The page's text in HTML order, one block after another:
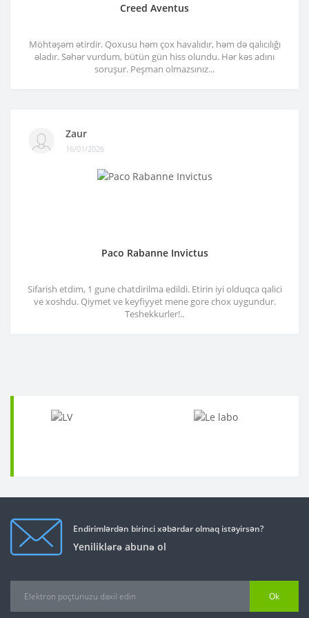
Creed Aventus
Möhtəşəm ətirdir. Qoxusu həm çox havalıdır, həm də qalıcılığı
əladır. Səhər vurdum, bütün gün hiss olundu. Hər kəs adını
soruşur. Peşman olmazsınız...
Zaur
16/01/2026
Paco Rabanne Invictus
Sifarish etdim, 1 gune chatdirilma edildi. Etirin iyi olduqca qalici
ve xoshdu. Qiymet ve keyfiyyet mene gore chox uygundur.
Teshekkurler!..
Endirimlərdən birinci xəbərdar olmaq istəyirsən?
Yeniliklərə abunə ol
Ok